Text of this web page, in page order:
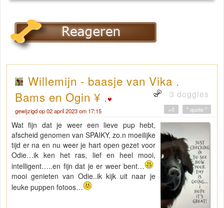
Willemijn - baasje van Vika .
Bams en Ogin ¥ .
3 doggies
gewijzigd op 02 april 2023 om 17:15 " quote "
+0
Wat fijn dat je weer een lieve pup hebt,
afscheid genomen van SPAIKY, zo.n moeilijke
tijd er na en nu weer je hart open gezet voor
Odie…ik ken het ras, lief en heel mooi,
intelligent…..en fijn dat je er weer bent…
mooi genieten van Odie..ik kijk uit naar je
leuke puppen fotoos…